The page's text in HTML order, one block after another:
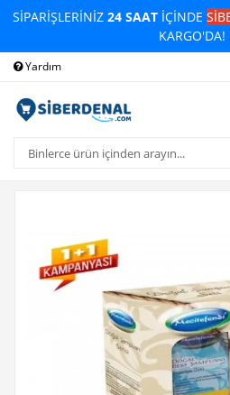
SİPARİŞLERİNİZ24 SAAT İÇİNDE
KARGO'DA!
Yardım